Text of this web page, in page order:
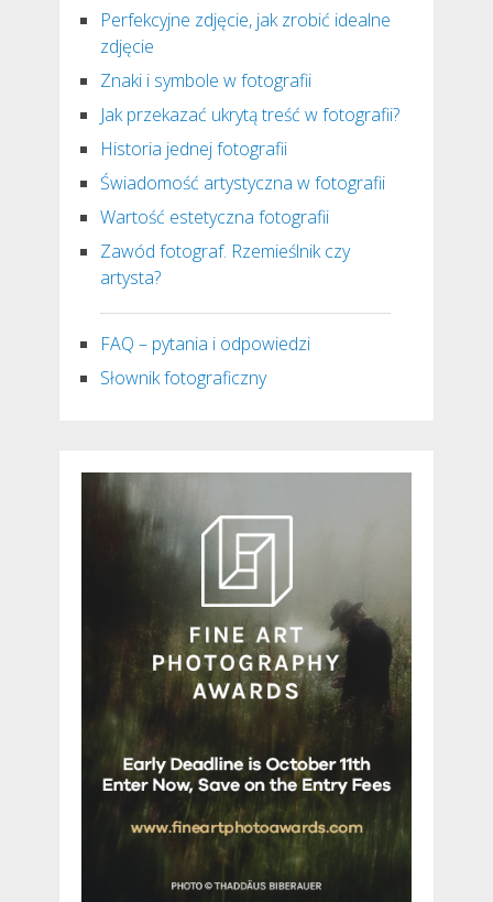
Perfekcyjne zdjęcie, jak zrobić idealne
zdjęcie
Znaki i symbole w fotografii
Jak przekazać ukrytą treść w fotografii?
Historia jednej fotografii
Świadomość artystyczna w fotografii
Wartość estetyczna fotografii
Zawód fotograf. Rzemieślnik czy
artysta?
FAQ – pytania i odpowiedzi
Słownik fotograficzny